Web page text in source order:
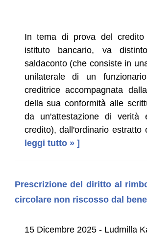
In tema di prova del
istituto bancario, va
saldaconto (che consiste in
unilaterale di un
creditrice accompagnata
della sua conformità alle
da un'attestazione di verità
credito), dall'ordinario estratto
leggi tutto » ]
Prescrizione del diritto al
circolare non riscosso dal
15 Dicembre 2025 - Ludmilla